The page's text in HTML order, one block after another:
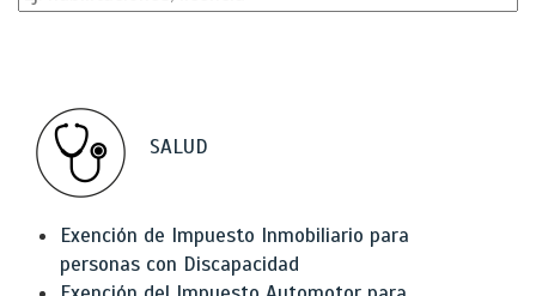
SALUD
Exención de Impuesto Inmobiliario para
personas con Discapacidad